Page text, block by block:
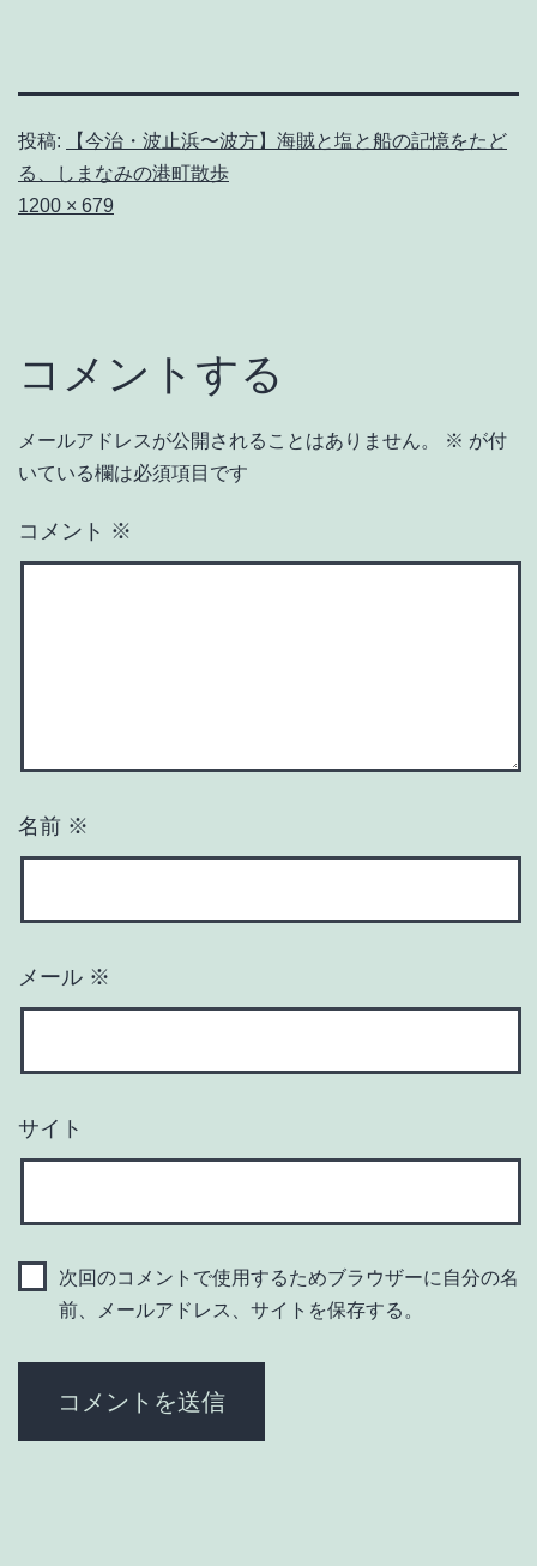
投稿:
【今治・波止浜〜波方】海賊と塩と船の記憶をたど
る、しまなみの港町散歩
フ
1200 × 679
コメントする
メールアドレスが公開されることはありません。 ※ が付
いている欄は必須項目です
コメント ※
名前 ※
メール ※
サイト
次回のコメントで使用するためブラウザーに自分の名
前、メールアドレス、サイトを保存する。